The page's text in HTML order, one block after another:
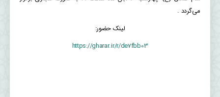
می‌گردد .
لینک حضور:
https://gharar.ir/r/de7fbb03